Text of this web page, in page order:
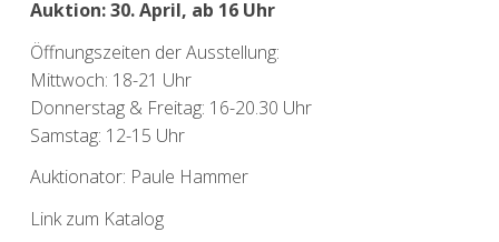
Auktion: 30. April, ab 16 Uhr
Öffnungszeiten der Ausstellung:
Mittwoch: 18-21 Uhr
Donnerstag & Freitag: 16-20.30 Uhr
Samstag: 12-15 Uhr
Auktionator: Paule Hammer
Link zum Katalog